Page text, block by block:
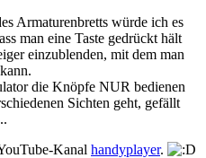
Armaturenbretts würde ich es
man eine Taste gedrückt hält
einzublenden, mit dem man
die Knöpfe NUR bedienen
Sichten geht, gefällt
Kanal handyplayer.